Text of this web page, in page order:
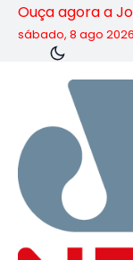
Ouça agora a
sábado, 8 ago 2026